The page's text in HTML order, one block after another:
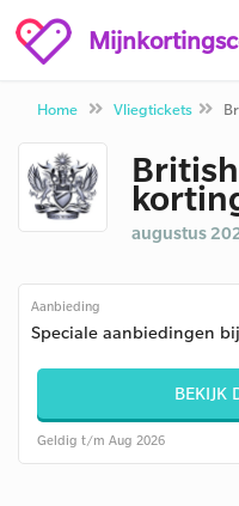
Home Vliegtickets
augustus
Aanbieding
Speciale aanbiedingen
BEKIJK
Geldig t/m Aug 2026